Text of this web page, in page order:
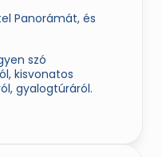
Panorámát, és
szó
kisvonatos
gyalogtúráról.